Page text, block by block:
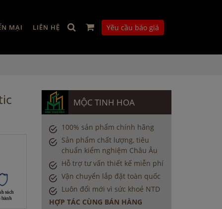
MẠI LIÊN HỆ Yêu cầu báo giá
MỘC TINH HOA
100% sản phẩm chính hãng
Sản phẩm chất lượng, tiêu
chuẩn kiểm nghiệm Châu Âu
Hỗ trợ tư vấn thiết kế miễn phí
Vận chuyển lắp đặt toàn quốc
Luôn đổi mới vì sức khoẻ NTD
HỢP TÁC CÙNG BÁN HÀNG